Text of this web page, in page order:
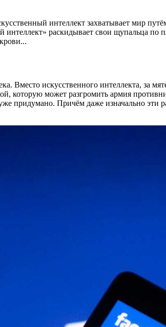
интеллект захватывает мир
раскидывает свои щупальца по
Вместо искусственного интеллекта, за
которую может разгромить армия
придумано. Причём даже изначально эти